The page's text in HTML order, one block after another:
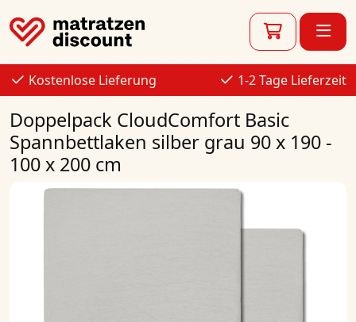
Kostenlose Lieferung 1-2 Tage Lieferzeit
Doppelpack CloudComfort Basic
Spannbettlaken silber grau 90 x 190 -
100 x 200 cm